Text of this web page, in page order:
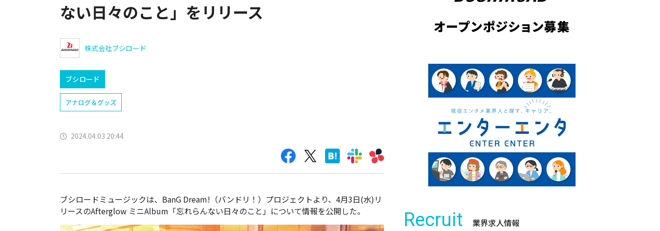
ない日々のこと」をリリース
株式会社ブシロード
ブシロード
アナログ＆グッズ
2024.04.03 20:44
ブシロードミュージックは、BanG Dream!（バンドリ！）プロジェクトより、4月3日(水)リ
リースのAfterglow ミニAlbum「忘れらんない日々のこと」について情報を公開した。
Recruit 業界求人情報